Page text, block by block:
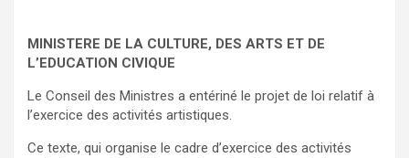
MINISTERE DE LA CULTURE, DES ARTS ET DE
L’EDUCATION CIVIQUE
Le Conseil des Ministres a entériné le projet de loi relatif à
l’exercice des activités artistiques.
Ce texte, qui organise le cadre d’exercice des activités